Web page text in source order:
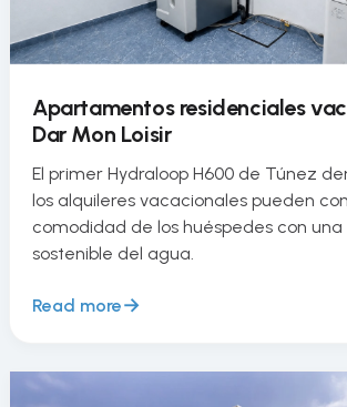
Apartamentos residenciales
Dar Mon Loisir
El primer Hydraloop H600 de Túnez
los alquileres vacacionales pueden
comodidad de los huéspedes con una
sostenible del agua.
Read more